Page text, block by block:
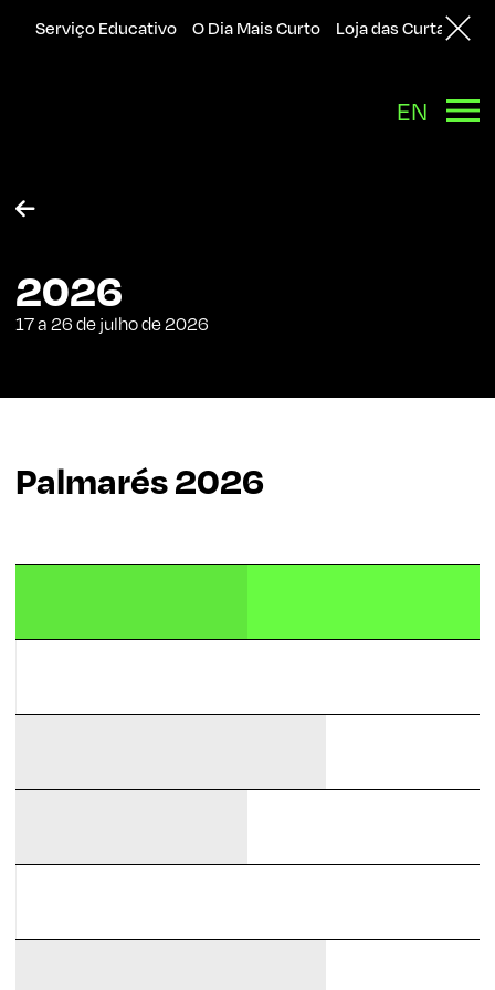
Serviço Educativo O Dia Mais Curto Loja das Curtas
EN

2026
17 a 26 de julho de 2026
Palmarés2026